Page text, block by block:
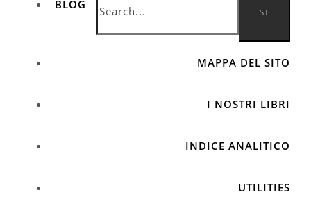
BLOG
MAPPA DEL SITO
I NOSTRI LIBRI
INDICE ANALITICO
UTILITIES